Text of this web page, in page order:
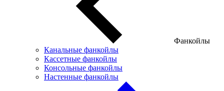
Фанкойлы
Канальные фанкойлы
Кассетные фанкойлы
Консольные фанкойлы
Настенные фанкойлы